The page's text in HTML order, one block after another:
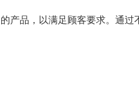
品，以满足顾客要求。通过